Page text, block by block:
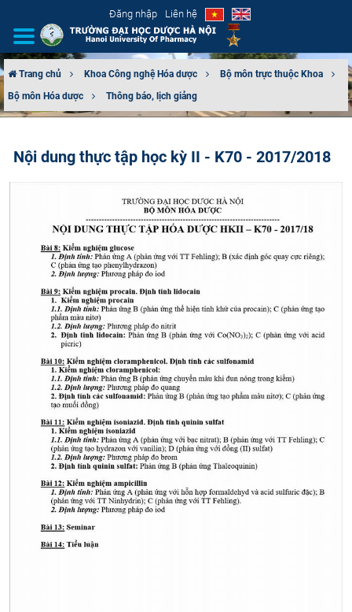
Đăng nhập Liên hệ
GIỚI THIỆU
TUYỂN SINH
ĐẢM BẢO CHẤT LƯỢNG
KHOA HỌC CÔNG NGHỆ
HTQT
CỰU NGƯỜI HỌC
Trang chủ Khoa Công nghệ Hóa dược
Bộ môn trực thuộc Khoa
Bộ môn Hóa dược
Thông báo, lịch giảng
Nội dung thực tập học kỳ II - K70 - 2017/2018